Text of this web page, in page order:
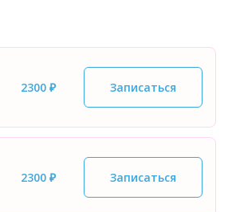
2300 ₽ Записаться
2300 ₽ Записаться